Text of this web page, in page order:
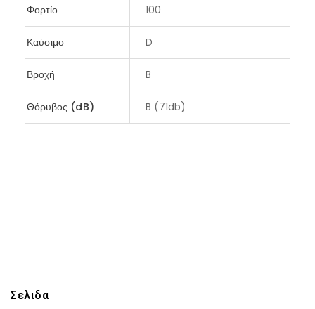
Φορτίο 100
Καύσιμο D
Βροχή B
Θόρυβος (dB) B (71db)
Σελιδα